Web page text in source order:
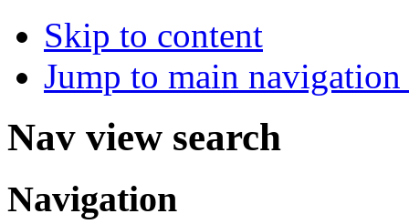
Skip to content
Jump to main
Nav view search
Navigation